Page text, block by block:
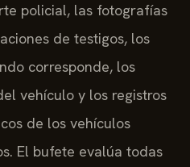
policial, las fotografías
de testigos, los
corresponde, los
vehículo y los registros
de los vehículos
El bufete evalúa todas